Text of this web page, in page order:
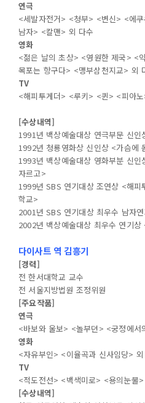
연극
<세발자전거> <청부> <변신> <에
남자> <칼맨> 외 다수
영화
<젊은 날의 초상> <영원한 제국> <
목포는 항구다> <맹부삼천지교> 외
TV
<해피투게더> <루키> <퀸> <피아
[수상내역]
1991년 백상예술대상 연극부문 신인
1992년 청룡영화상 신인상 <가슴에
1993년 백상예술대상 영화부분 신
자르고>
1999년 SBS 연기대상 조연상 <해
학교>
2001년 SBS 연기대상 최우수 남자
2002년 백상예술대상 최우수 연기상
다이사트 역 김흥기
[경력]
전 한서대학교 교수
전 서울지방법원 조정위원
[주요작품]
연극
<바보와 울보> <놀부뎐> <궁정에
영화
<자유부인> <이율곡과 신사임당>
TV
<적도전선> <백색미로> <용의눈물
[수상내역]